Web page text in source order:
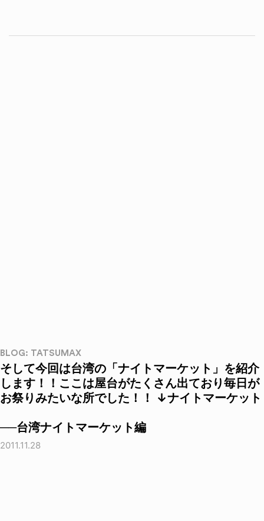
BLOG: TATSUMAX
そして今回は台湾の「ナイトマーケット」を紹介
します！！ここは屋台がたくさん出ており毎日が
お祭りみたいな所でした！！ ↓ナイトマーケット
──台湾ナイトマーケット編
2011.11.28